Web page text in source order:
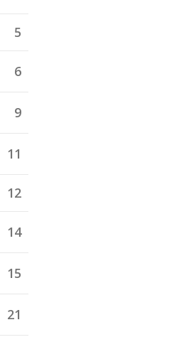
5
6
9
11
12
14
15
21